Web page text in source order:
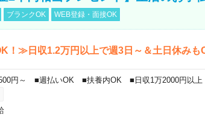
ブランクOK WEB登録・面接OK
！≫日収1.2万円以上で週3日～＆土日休みも
円～ ■週払いOK ■扶養内OK ■日収1万2000円以上